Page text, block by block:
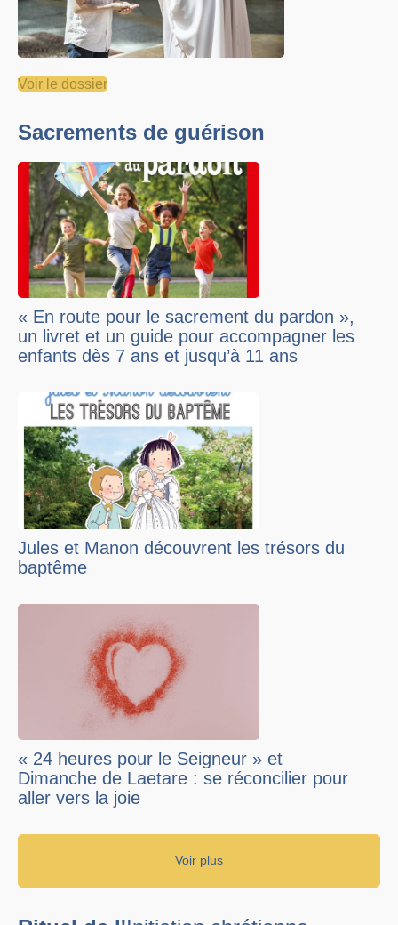
Voir le dossier
Sacrements de guérison
« En route pour le sacrement du pardon »,
un livret et un guide pour accompagner les
enfants dès 7 ans et jusqu’à 11 ans
Jules et Manon découvrent les trésors du
baptême
« 24 heures pour le Seigneur » et
Dimanche de Laetare : se réconcilier pour
aller vers la joie
Voir plus